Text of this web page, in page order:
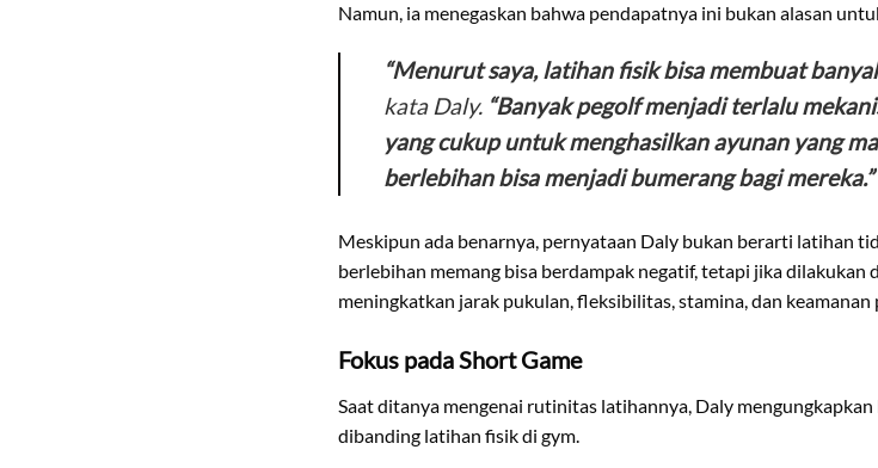
Namun, ia menegaskan bahwa pendapatnya ini bukan alasan
“Menurut saya, latihan fisik bisa membuat
kata Daly. “Banyak pegolf menjadi terlalu
yang cukup untuk menghasilkan ayunan yang
berlebihan bisa menjadi bumerang bagi mereka.”
Meskipun ada benarnya, pernyataan Daly bukan berarti latihan
berlebihan memang bisa berdampak negatif, tetapi jika
meningkatkan jarak pukulan, fleksibilitas, stamina, dan keamanan
Fokus pada Short Game
Saat ditanya mengenai rutinitas latihannya, Daly
dibanding latihan fisik di gym.